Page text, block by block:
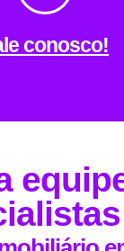
conosco!